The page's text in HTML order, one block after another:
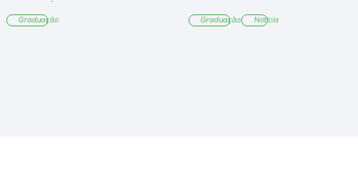
Graduação Graduação Notícia